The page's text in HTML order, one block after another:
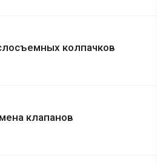
колпачков
клапанов